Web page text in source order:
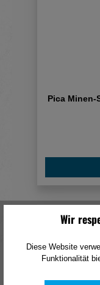
Pica Minen-
Wir
Diese Website
Funktionalität